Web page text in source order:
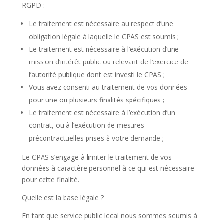
RGPD :
Le traitement est nécessaire au respect d’une
obligation légale à laquelle le CPAS est soumis ;
Le traitement est nécessaire à l’exécution d’une
mission d’intérêt public ou relevant de l’exercice de
l’autorité publique dont est investi le CPAS ;
Vous avez consenti au traitement de vos données
pour une ou plusieurs finalités spécifiques ;
Le traitement est nécessaire à l’exécution d’un
contrat, ou à l’exécution de mesures
précontractuelles prises à votre demande ;
Le CPAS s’engage à limiter le traitement de vos
données à caractère personnel à ce qui est nécessaire
pour cette finalité.
Quelle est la base légale ?
En tant que service public local nous sommes soumis à